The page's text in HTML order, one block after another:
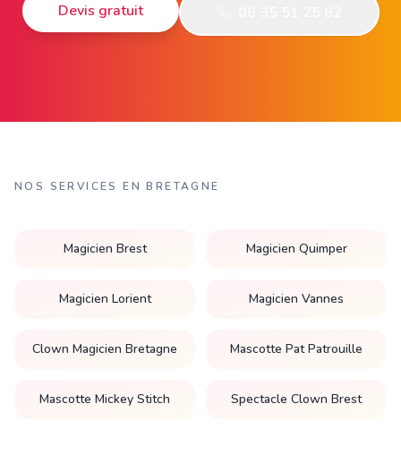
Devis gratuit
NOS SERVICES EN BRETAGNE
Magicien Brest Magicien Quimper
Magicien Lorient Magicien Vannes
Clown Magicien Bretagne Mascotte Pat Patrouille
Mascotte Mickey Stitch Spectacle Clown Brest